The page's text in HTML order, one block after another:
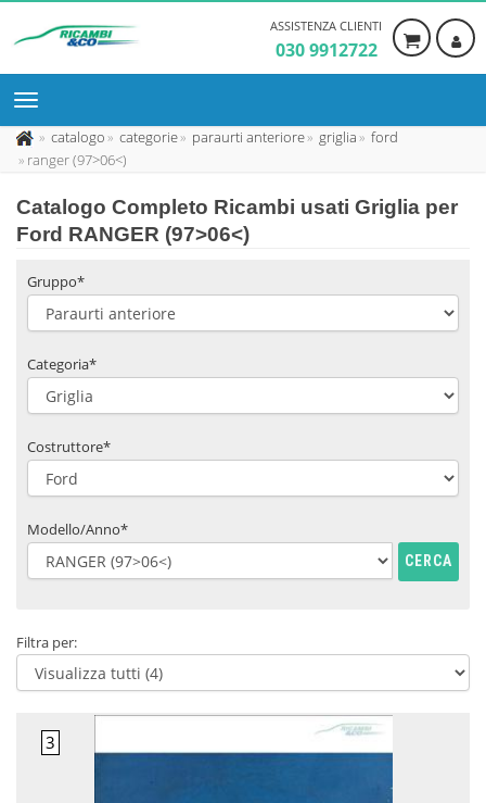
ASSISTENZA CLIENTI
030 9912722
catalogo categorie paraurti anteriore griglia
ford
ranger (97>06<)
Catalogo Completo Ricambi usati Griglia per
Ford RANGER (97>06<)
Gruppo*
Categoria*
Costruttore*
Modello/Anno*
CERCA
Filtra per: